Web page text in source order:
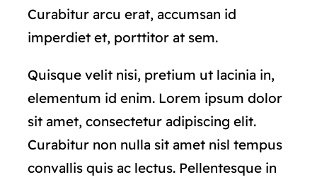
Curabitur arcu erat, accumsan id
imperdiet et, porttitor at sem.
Quisque velit nisi, pretium ut lacinia in,
elementum id enim. Lorem ipsum dolor
sit amet, consectetur adipiscing elit.
Curabitur non nulla sit amet nisl tempus
convallis quis ac lectus. Pellentesque in